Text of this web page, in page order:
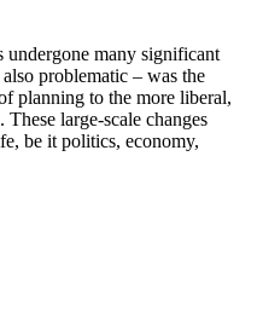
undergone many significant
problematic – was the
planning to the more liberal,
large-scale changes
be it politics, economy,